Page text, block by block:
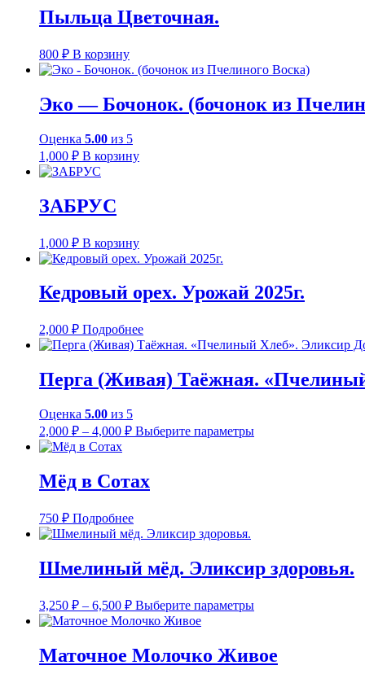
Пыльца Цветочная.
800 ₽ В корзину
Эко — Бочонок. (бочонок из
Оценка 5.00 из 5
1,000 ₽ В корзину
ЗАБРУС
1,000 ₽ В корзину
Кедровый орех. Урожай 2025г.
2,000 ₽ Подробнее
Перга (Живая) Таёжная.
Оценка 5.00 из 5
2,000 ₽ – 4,000 ₽Диапазон
4,000 ₽
Выберите параметрыЭтот
товара.
Мёд в Сотах
750 ₽ Подробнее
Шмелиный мёд. Эликсир здоровья.
3,250 ₽ – 6,500 ₽Диапазон
цен:
–
6,500 ₽
Выберите параметрыЭтот
вариаций.
Маточное Молочко Живое